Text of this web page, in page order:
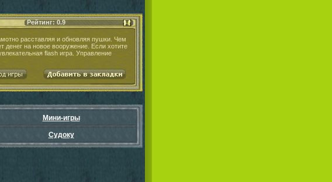
Рейтинг: 0.9
расставляя и обновляя пушки. Чем
на новое вооружение. Если хотите
flash игра. Управление
Мини-игры
Судоку